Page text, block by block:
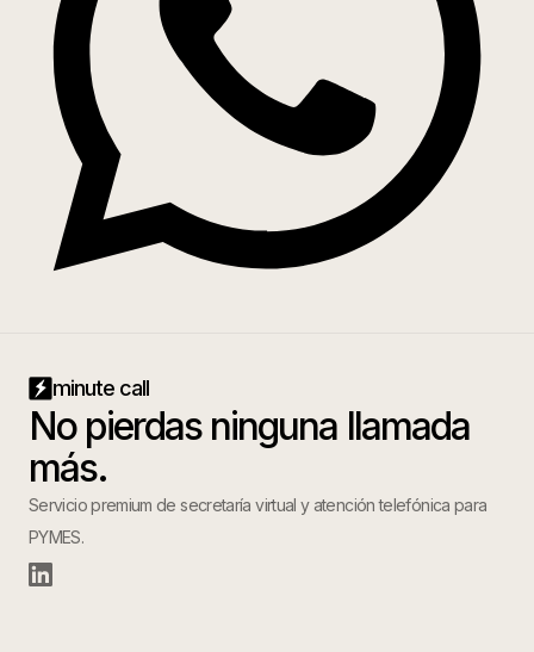
minute call
No pierdas ninguna llamada
más.
Servicio premium de secretaría virtual y atención telefónica para
PYMES.